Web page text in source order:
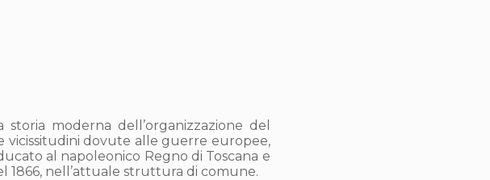
moderna dell’organizzazione del
vicissitudini dovute alle guerre europee,
al napoleonico Regno di Toscana e
1866, nell’attuale struttura di comune.